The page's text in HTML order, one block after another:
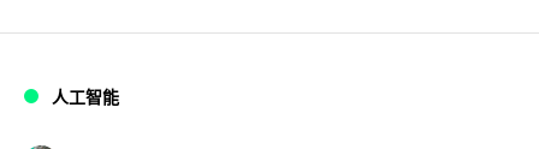
人工智能